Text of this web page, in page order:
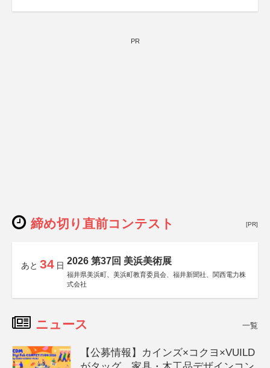
PR
締め切り直前コンテスト [PR]
あと 34 日 2026 第37回 美浜美術展
福井県美浜町、美浜町教育委員会、福井新聞社、関西電力株
式会社
ニュース 一覧
【公募情報】カインズ×コクヨ×VUILD